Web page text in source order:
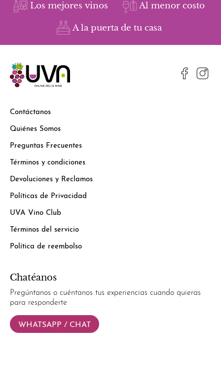
Los mejores vinos Al menor costo
A la puerta de tu casa
Contáctanos
Quiénes Somos
Preguntas Frecuentes
Términos y condiciones
Devoluciones y Reclamos
Políticas de Privacidad
UVA Vino Club
Términos del servicio
Política de reembolso
Chatéanos
Pregúntanos o cuéntanos tus experiencias cuando quieras
para responderte
WHATSAPP / CHAT